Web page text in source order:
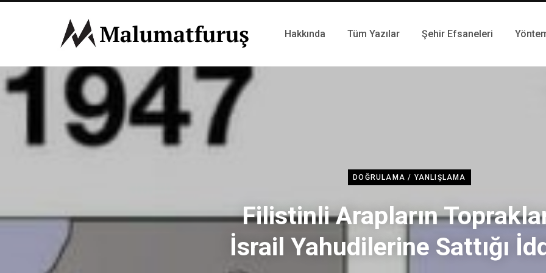
Hakkında Tüm Yazılar Şehir Efsaneleri
DOĞRULAMA / YANLIŞLAMA
Filistinli Arapların
İsrail Yahudilerine Sattığı